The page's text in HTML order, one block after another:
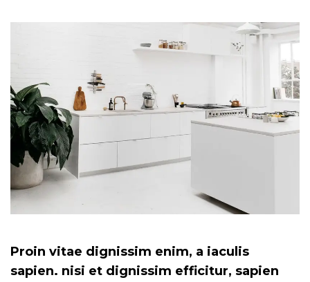
Proin vitae dignissim enim, a iaculis
sapien. nisi et dignissim efficitur, sapien